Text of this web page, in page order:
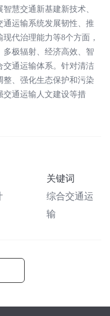
慧交通新基建新技术、
运输系统发展韧性、推
代治理能力等8个方面，
多极辐射、经济高效、智
交通运输体系。针对清洁
、强化生态保护和污染
交通运输人文建设等措
关键词
综合交通运
输